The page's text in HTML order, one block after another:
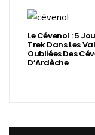
Le Cévenol : 5
Trek Dans Les
Oubliées Des
D’Ardèche